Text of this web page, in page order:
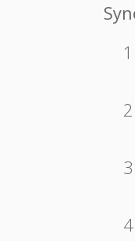
1.
2.
3.
4.